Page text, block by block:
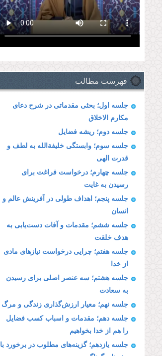
فهرست مطالب
جلسه اول؛ بحثی مقدماتی در شرح دعای
مکارم الاخلاق
جلسه دوم؛ ریشه فضایل
جلسه سوم؛ وابستگی خلیفة‌الله به لطف و
قدرت الهی
جلسه چهارم؛ درخواست فراغت برای
رسیدن به غایت
جلسه پنجم؛ اهداف طولی در آفرینش عالم و
انسان
جلسه ششم؛ مقدمات و آفات دست‌یابی به
هدف خلقت
جلسه هفتم؛ چرایی درخواست نیازهای مادی
از خدا
جلسه هشتم؛ سه عنصر اصلی برای رسیدن
به سعادت
جلسه نهم؛ معیار ارزش‌گذاری زندگی و مرگ
جلسه دهم؛ مقدمات و اسباب کسب فضایل
را هم از خدا بخواهیم
جلسه یازدهم؛ گزینه‌های مطلوب در برخورد با